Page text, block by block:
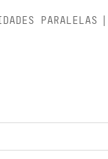
PARALELAS